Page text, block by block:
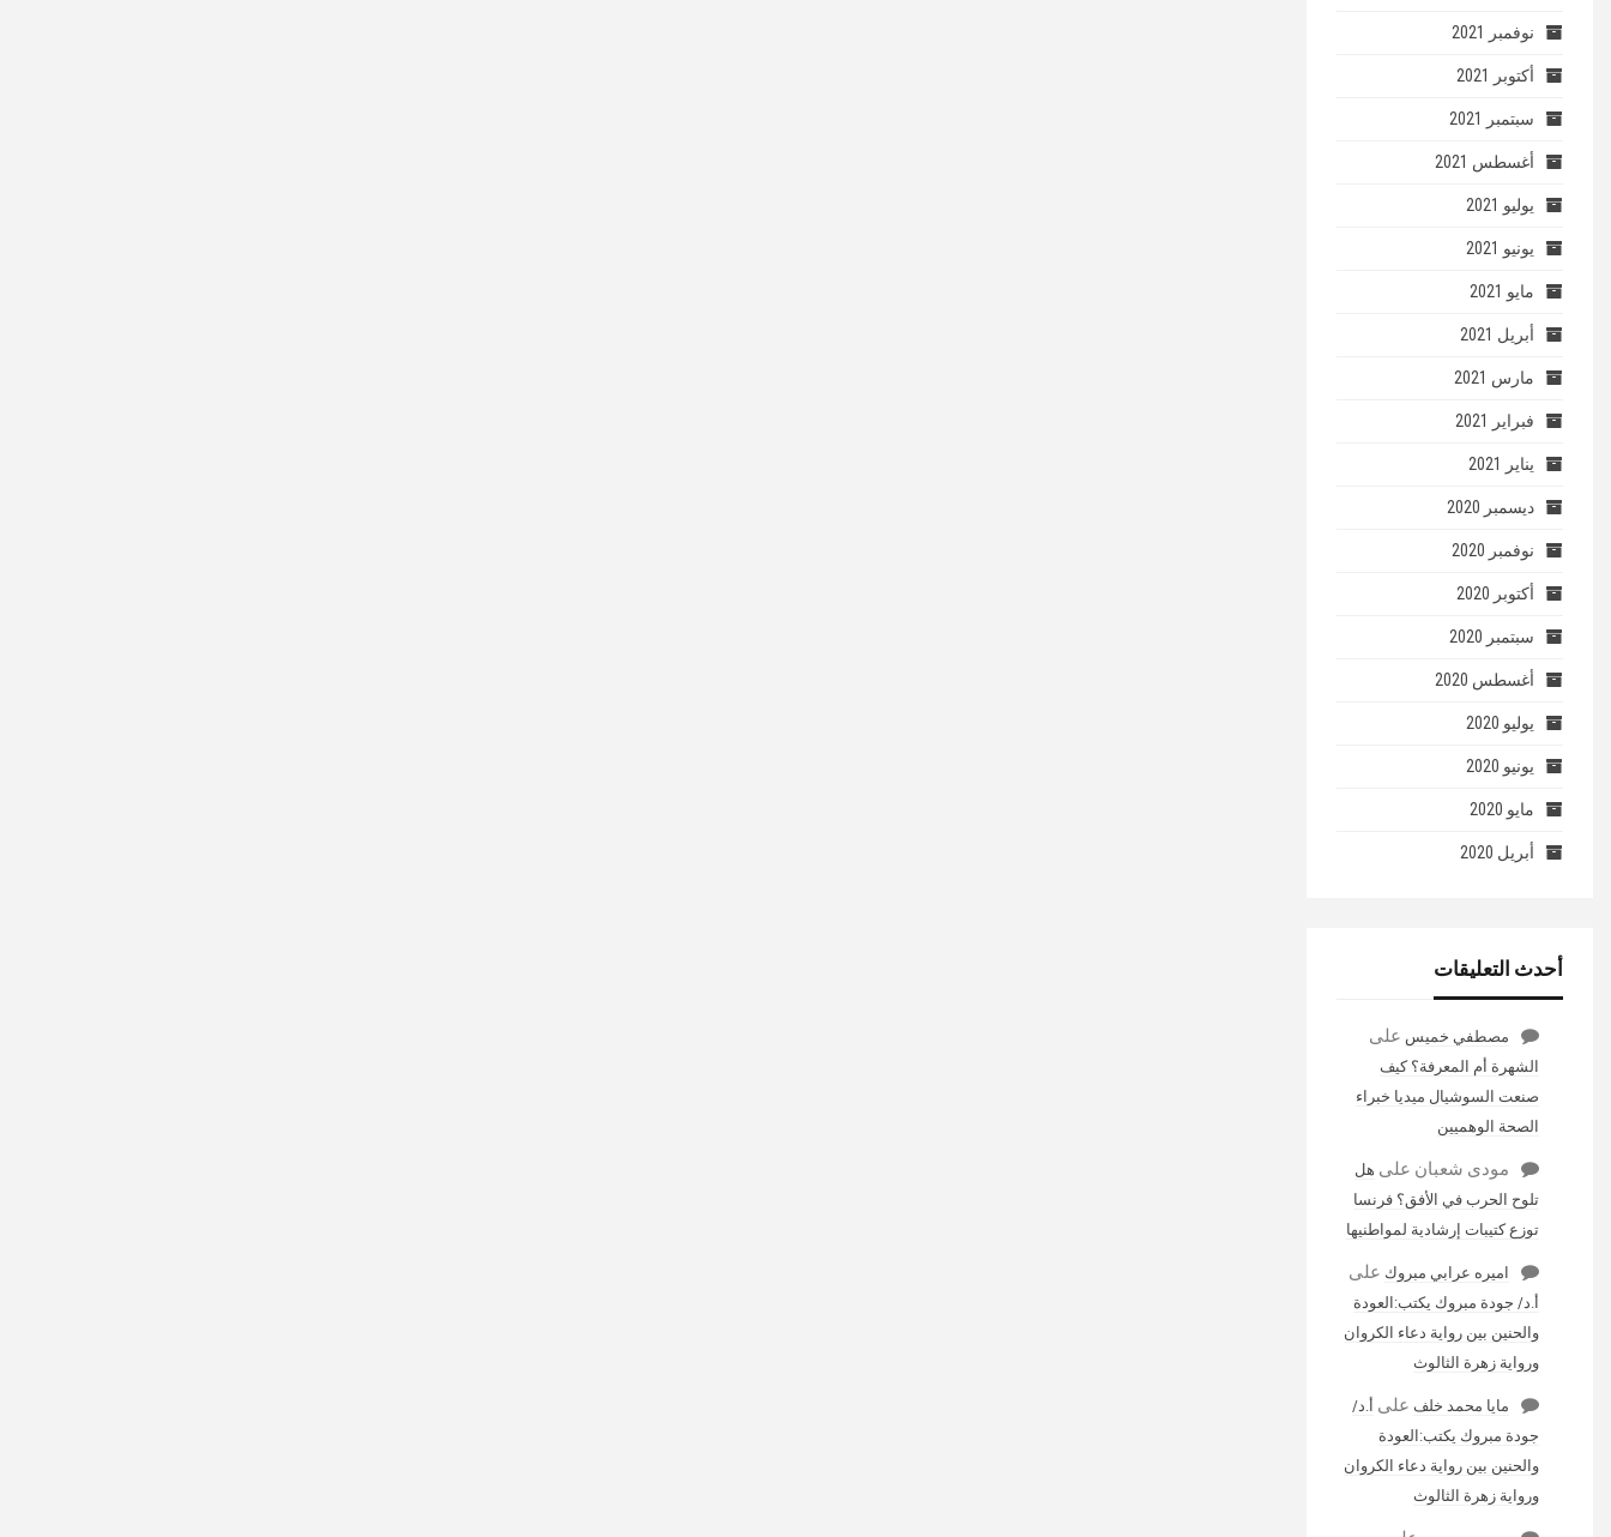
نوفمبر 2021
أكتوبر 2021
سبتمبر 2021
أغسطس 2021
يوليو 2021
يونيو 2021
مايو 2021
أبريل 2021
مارس 2021
فبراير 2021
يناير 2021
ديسمبر 2020
نوفمبر 2020
أكتوبر 2020
سبتمبر 2020
أغسطس 2020
يوليو 2020
يونيو 2020
مايو 2020
أبريل 2020
أحدث التعليقات
مصطفي خميس على
الشهرة أم المعرفة؟ كيف
صنعت السوشيال ميديا خبراء
الصحة الوهميين
مودى شعبان على هل
تلوح الحرب في الأفق؟ فرنسا
توزع كتيبات إرشادية لمواطنيها
اميره عرابي مبروك على
أ.د/ جودة مبروك يكتب:العودة
والحنين بين رواية دعاء الكروان
ورواية زهرة الثالوث
مايا محمد خلف على أ.د/
جودة مبروك يكتب:العودة
والحنين بين رواية دعاء الكروان
ورواية زهرة الثالوث